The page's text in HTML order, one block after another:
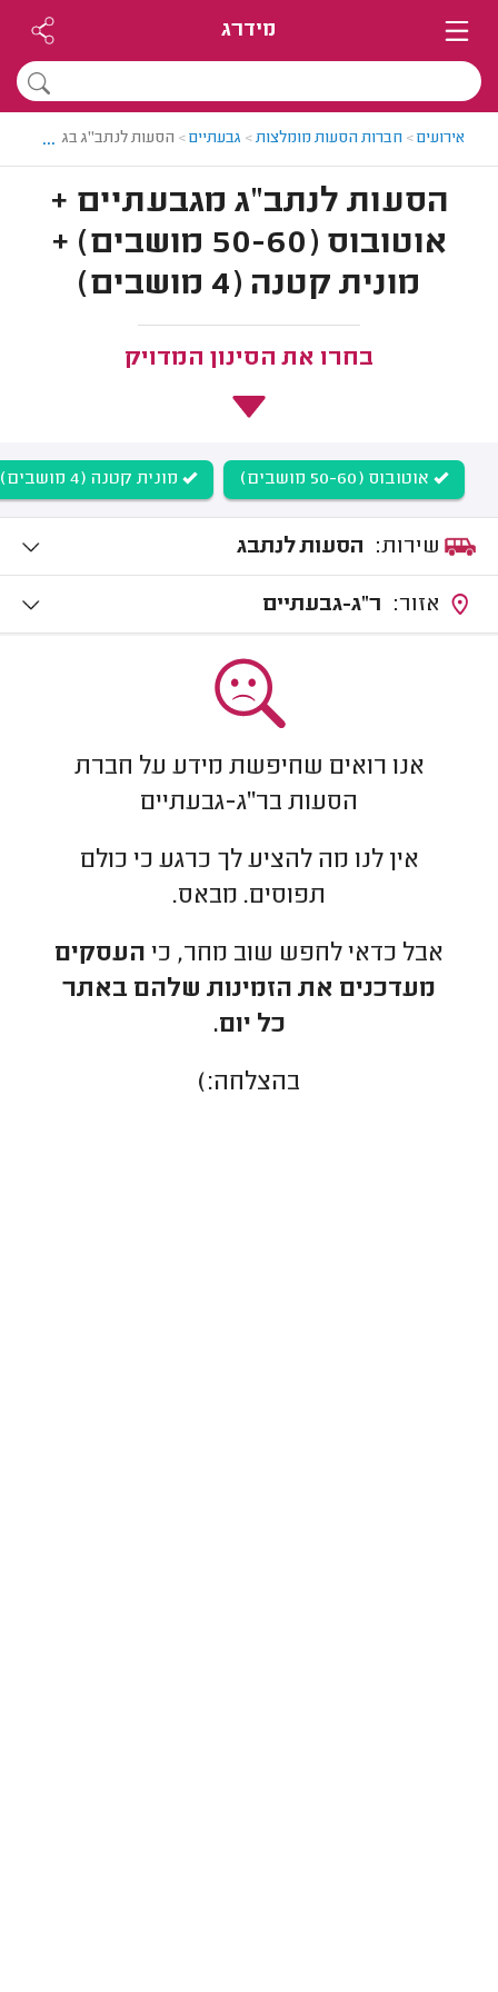
מידרג
אירועים> חברות הסעות מומלצות> גבעתיים> הסעות לנתב"ג בגבעתיים
...
הסעות לנתב"ג מגבעתיים +
אוטובוס (50-60 מושבים) +
מונית קטנה (4 מושבים)
בחרו את הסינון המדויק
אוטובוס (50-60 מושבים) מונית קטנה (4 מושבים)
הסעות לנתבג
ר"ג-גבעתיים
אנו רואים שחיפשת מידע על חברת
הסעות בר"ג-גבעתיים
אין לנו מה להציע לך כרגע כי כולם
תפוסים. מבאס.
אבל כדאי לחפש שוב מחר, כי העסקים
מעדכנים את הזמינות שלהם באתר
כל יום.
בהצלחה:)